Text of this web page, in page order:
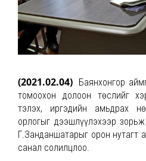
(2021.02.04)
Баянхонгор
томоохон долоон төслийг
тэлэх, иргэдийн амьдрах
орлогыг дээшлүүлэхээр
Г.Занданшатарыг орон нутагт
санал солилцлоо.